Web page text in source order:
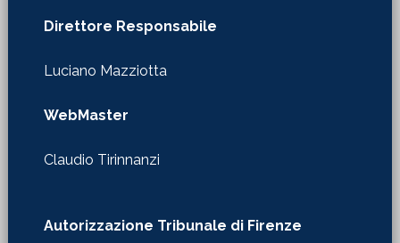
Direttore Responsabile
Luciano Mazziotta
WebMaster
Claudio Tirinnanzi
Autorizzazione Tribunale di Firenze